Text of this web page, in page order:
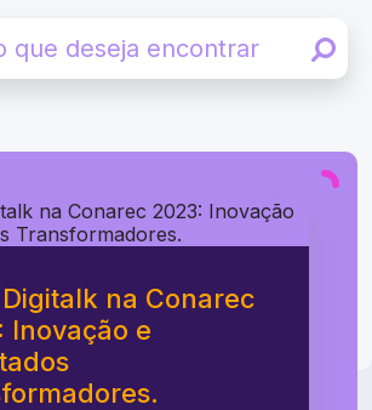
na Conarec
Inovação e